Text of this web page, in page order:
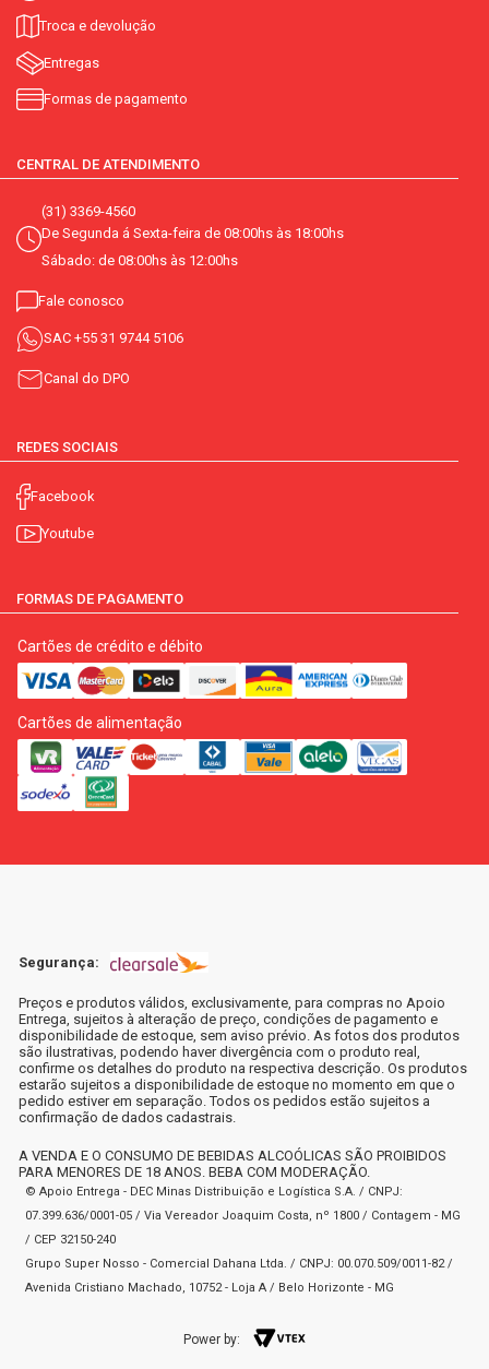
Troca e devolução
Entregas
Formas de pagamento
CENTRAL DE ATENDIMENTO
(31) 3369-4560
De Segunda á Sexta-feira de 08:00hs às 18:00hs
Sábado: de 08:00hs às 12:00hs
Fale conosco
SAC +55 31 9744 5106
Canal do DPO
REDES SOCIAIS
Facebook
Youtube
FORMAS DE PAGAMENTO
Cartões de crédito e débito
Cartões de alimentação
Segurança:
Preços e produtos válidos, exclusivamente, para compras no Apoio
Entrega, sujeitos à alteração de preço, condições de pagamento e
disponibilidade de estoque, sem aviso prévio. As fotos dos produtos
são ilustrativas, podendo haver divergência com o produto real,
confirme os detalhes do produto na respectiva descrição. Os produtos
estarão sujeitos a disponibilidade de estoque no momento em que o
pedido estiver em separação. Todos os pedidos estão sujeitos a
confirmação de dados cadastrais.
A VENDA E O CONSUMO DE BEBIDAS ALCOÓLICAS SÃO PROIBIDOS
PARA MENORES DE 18 ANOS. BEBA COM MODERAÇÃO.
© Apoio Entrega - DEC Minas Distribuição e Logística S.A. / CNPJ:
07.399.636/0001-05 / Via Vereador Joaquim Costa, nº 1800 / Contagem - MG
/ CEP 32150-240
Grupo Super Nosso - Comercial Dahana Ltda. / CNPJ: 00.070.509/0011-82 /
Avenida Cristiano Machado, 10752 - Loja A / Belo Horizonte - MG
Power by: